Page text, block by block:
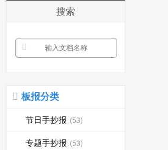
搜索
板报分类
节日手抄报 (53)
专题手抄报 (53)